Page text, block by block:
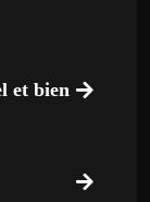
et bien